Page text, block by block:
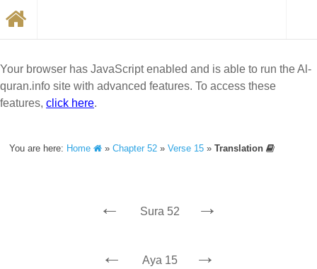
Your browser has JavaScript enabled and is able to run the Al-
quran.info site with advanced features. To access these
features, click here.
You are here: Home »Chapter 52 »Verse 15 »Translation
← Sura 52 →
← Aya 15 →